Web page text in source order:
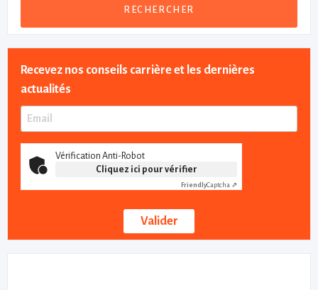
RECHERCHER
Recevez nos conseils carrière et les dernières
actualités
Vérification Anti-Robot
Cliquez ici pour vérifier
FriendlyCaptcha ⇗